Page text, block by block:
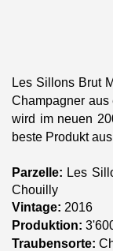
Les Sillons Brut
Champagner
wird im neuen
beste Produkt
Parzelle: Les
Chouilly
Vintage: 2016
Produktion:
Traubensorte: